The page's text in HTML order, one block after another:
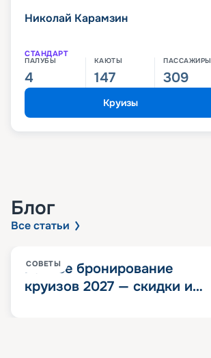
Николай Карамзин
СТАНДАРТ
ПАЛУБЫ
4
КАЮТЫ
147
ПАССАЖИРЫ
309
Круизы
Блог
Все статьи
СОВЕТЫ
Раннее бронирование
круизов 2027 — скидки и